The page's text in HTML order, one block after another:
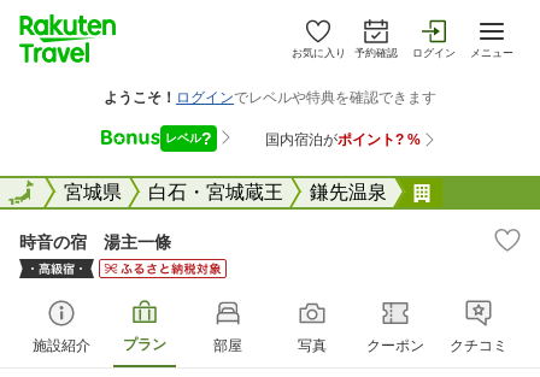
お気に入り 予約確認 ログイン メニュー
全国宮城県 白石・宮城蔵王 鎌先温泉
全国
時音の宿 湯主一條
施設紹介 プラン 部屋 写真 クーポン クチコミ